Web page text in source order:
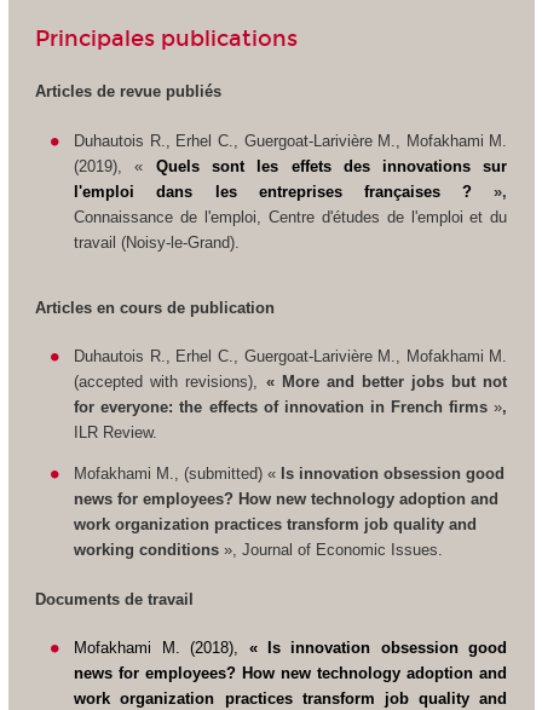
Principales publications
Articles de revue publiés
Duhautois R., Erhel C., Guergoat-Larivière M., Mofakhami M.
(2019), « Quels sont les effets des innovations sur
l'emploi dans les entreprises françaises ? »,
Connaissance de l'emploi , Centre d'études de l'emploi et du
travail (Noisy-le-Grand).
Articles en cours de publication
Duhautois R., Erhel C., Guergoat-Larivière M., Mofakhami M.
(accepted with revisions), « More and better jobs but not
for everyone: the effects of innovation in French firms »,
ILR Review.
Mofakhami M., (submitted)« Is innovation obsession good
news for employees? How new technology adoption and
work organization practices transform job quality and
working conditions»,Journal of Economic Issues.
Documents de travail
Mofakhami M. (2018), «
Is innovation obsession good
news for employees? How new technology adoption and
work organization practices transform job quality and